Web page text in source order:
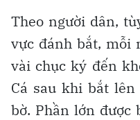
Theo người dân,
vực đánh bắt, mỗi
vài chục ký đến
Cá sau khi bắt
bờ. Phần lớn được